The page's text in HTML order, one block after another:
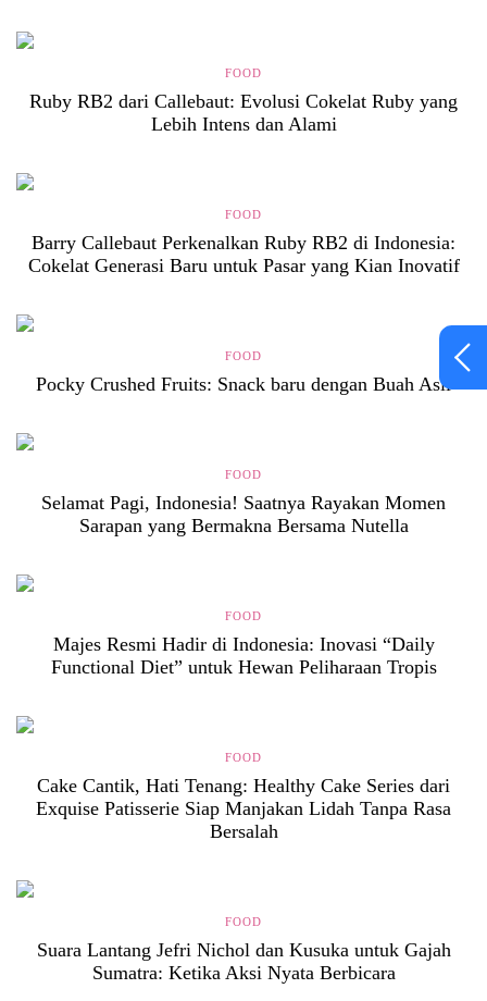
FOOD
Ruby RB2 dari Callebaut: Evolusi Cokelat Ruby yang
Lebih Intens dan Alami
FOOD
Barry Callebaut Perkenalkan Ruby RB2 di Indonesia:
Cokelat Generasi Baru untuk Pasar yang Kian Inovatif
FOOD
Pocky Crushed Fruits: Snack baru dengan Buah Asli
FOOD
Selamat Pagi, Indonesia! Saatnya Rayakan Momen
Sarapan yang Bermakna Bersama Nutella
FOOD
Majes Resmi Hadir di Indonesia: Inovasi “Daily
Functional Diet” untuk Hewan Peliharaan Tropis
FOOD
Cake Cantik, Hati Tenang: Healthy Cake Series dari
Exquise Patisserie Siap Manjakan Lidah Tanpa Rasa
Bersalah
FOOD
Suara Lantang Jefri Nichol dan Kusuka untuk Gajah
Sumatra: Ketika Aksi Nyata Berbicara